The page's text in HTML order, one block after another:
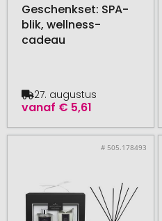
Geschenkset: SPA-
blik, wellness-
cadeau
vanaf € 5,61
27. augustus
# 505.178493